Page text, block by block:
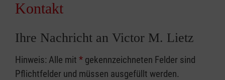
Kontakt
Ihre Nachricht an Victor M. Lietz
Hinweis: Alle mit * gekennzeichneten Felder sind
Pflichtfelder und müssen ausgefüllt werden.